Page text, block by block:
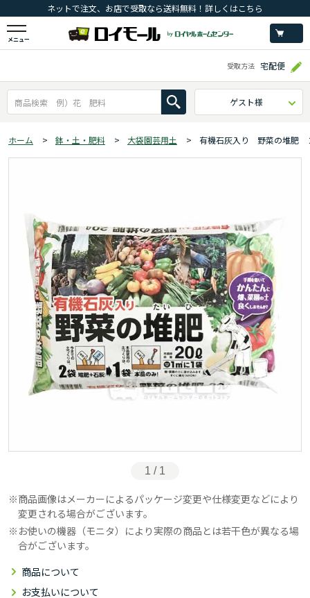
ネットで注文、お店で受取なら送料無料！詳しくはこちら
メニュー
受取方法 宅配便
ゲスト様
ホーム > 鉢・土・肥料 > 大袋園芸用土 > 有機石灰入り 野菜の堆肥
1 / 1
商品画像はメーカーによるパッケージ変更や仕様変更などにより
変更される場合がございます。
お使いの機器（モニタ）により実際の商品とは若干色が異なる場
合がございます。
商品について
お支払いについて